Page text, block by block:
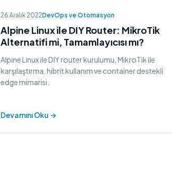
26 Aralık 2022DevOps ve Otomasyon
Alpine Linux ile DIY Router: MikroTik
Alternatifi mi, Tamamlayıcısı mı?
Alpine Linux ile DIY router kurulumu, MikroTik ile
karşılaştırma, hibrit kullanım ve container destekli
edge mimarisi.
Devamını Oku →